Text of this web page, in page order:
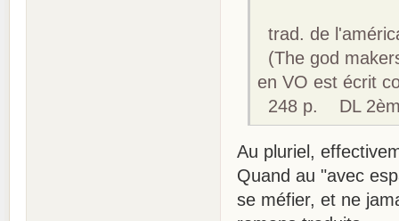
trad. de
(The god
en VO est écrit
248 p. DL
Au pluriel,
Quand au "avec
se méfier, et ne